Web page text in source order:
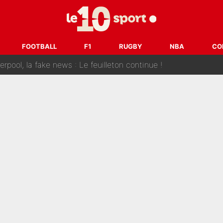
FOOTBALL F1 RUGBY NBA
et bientôt Fernando Alonso ? Le classement des pilotes les mieux
Barcola trop cher pour Liverpool
la fake news : Le feuilleton continue !